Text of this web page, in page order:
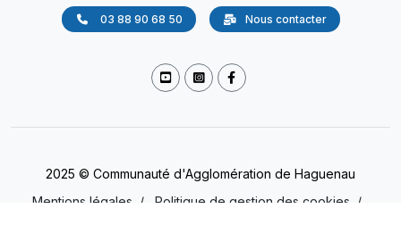
03 88 90 68 50 Nous contacter
2025 © Communauté d'Agglomération de Haguenau
Mentions légales
/ Politique de gestion des cookies
/